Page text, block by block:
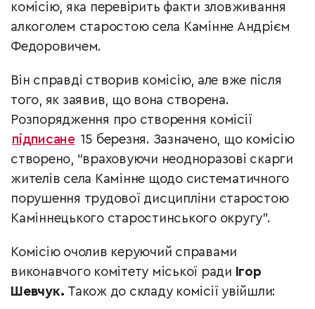
комісію, яка перевірить факти зловживання
алкоголем старостою села Камінне Андрієм
Федоровичем.
Він справді створив комісію, але вже після
того, як заявив, що вона створена.
Розпорядження про створення комісії
підписане 15 березня. Зазначено, що комісію
створено, “враховуючи неодноразові скарги
жителів села Камінне щодо систематичного
порушення трудової дисципліни старостою
Каміннецького старостинського округу”.
Комісію очолив керуючий справами
виконавчого комітету міської ради Ігор
Шевчук. Також до складу комісії увійшли: